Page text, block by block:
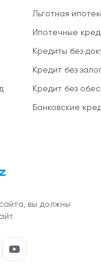
Льготная
Ипотечные
Кредиты без
Кредит без
Кредит без
Банковские
вы должны